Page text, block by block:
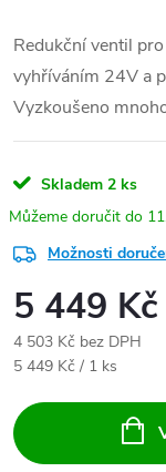
Redukční ventil
vyhříváním 24V a
Vyzkoušeno
Skladem 2 ks
Možnosti
5 449 Kč
4 503 Kč bez DPH
Měrná cena:
5 449 Kč / 1 ks